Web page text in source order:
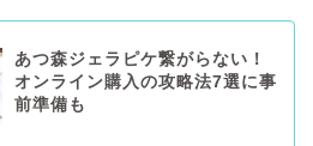
あつ森ジェラピケ繋がらない！
オンライン購入の攻略法7選に事
前準備も